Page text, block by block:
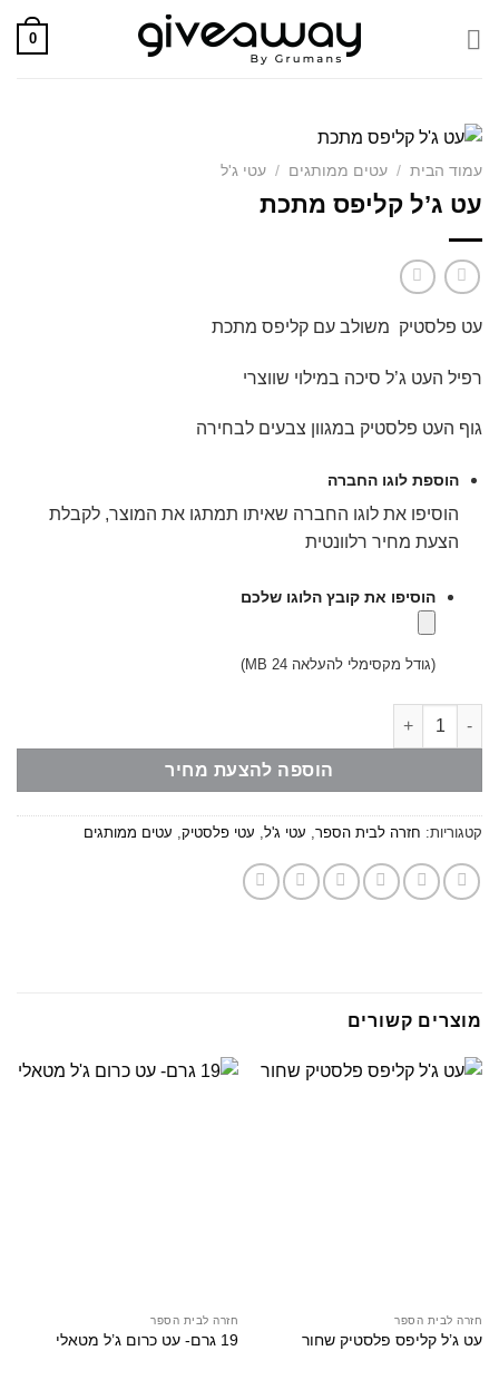
0
עמוד הבית / עטים ממותגים / עטי ג'ל
עט ג’ל קליפס מתכת
עט פלסטיק משולב עם קליפס מתכת
רפיל העט ג’ל סיכה במילוי שווצרי
גוף העט פלסטיק במגוון צבעים לבחירה
הוספת לוגו החברה
הוסיפו את לוגו החברה שאיתו תמתגו את המוצר, לקבלת
הצעת מחיר רלוונטית
הוסיפו את קובץ הלוגו שלכם
(גודל מקסימלי להעלאה 24 MB)
כמות של עט ג'ל קליפס מתכת
הוספה להצעת מחיר
קטגוריות: חזרה לבית הספר עטי ג'ל עטי פלסטיק עטים ממותגים
מוצרים קשורים
חזרה לבית הספר
עט ג’ל קליפס פלסטיק שחור
חזרה לבית הספר
19 גרם- עט כרום ג’ל מטאלי